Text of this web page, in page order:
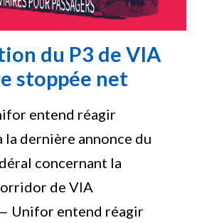
du P3 de VIA
stoppée net
entend réagir
la dernière annonce du
concernant la
de VIA
Unifor entend réagir